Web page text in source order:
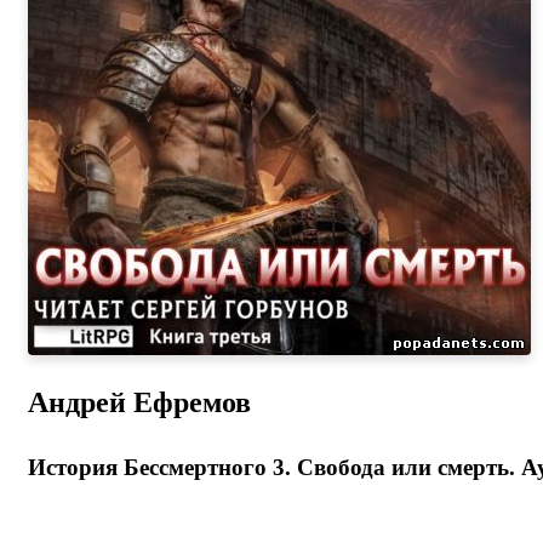
Андрей Ефремов
История Бессмертного 3. Свобода или смерть.